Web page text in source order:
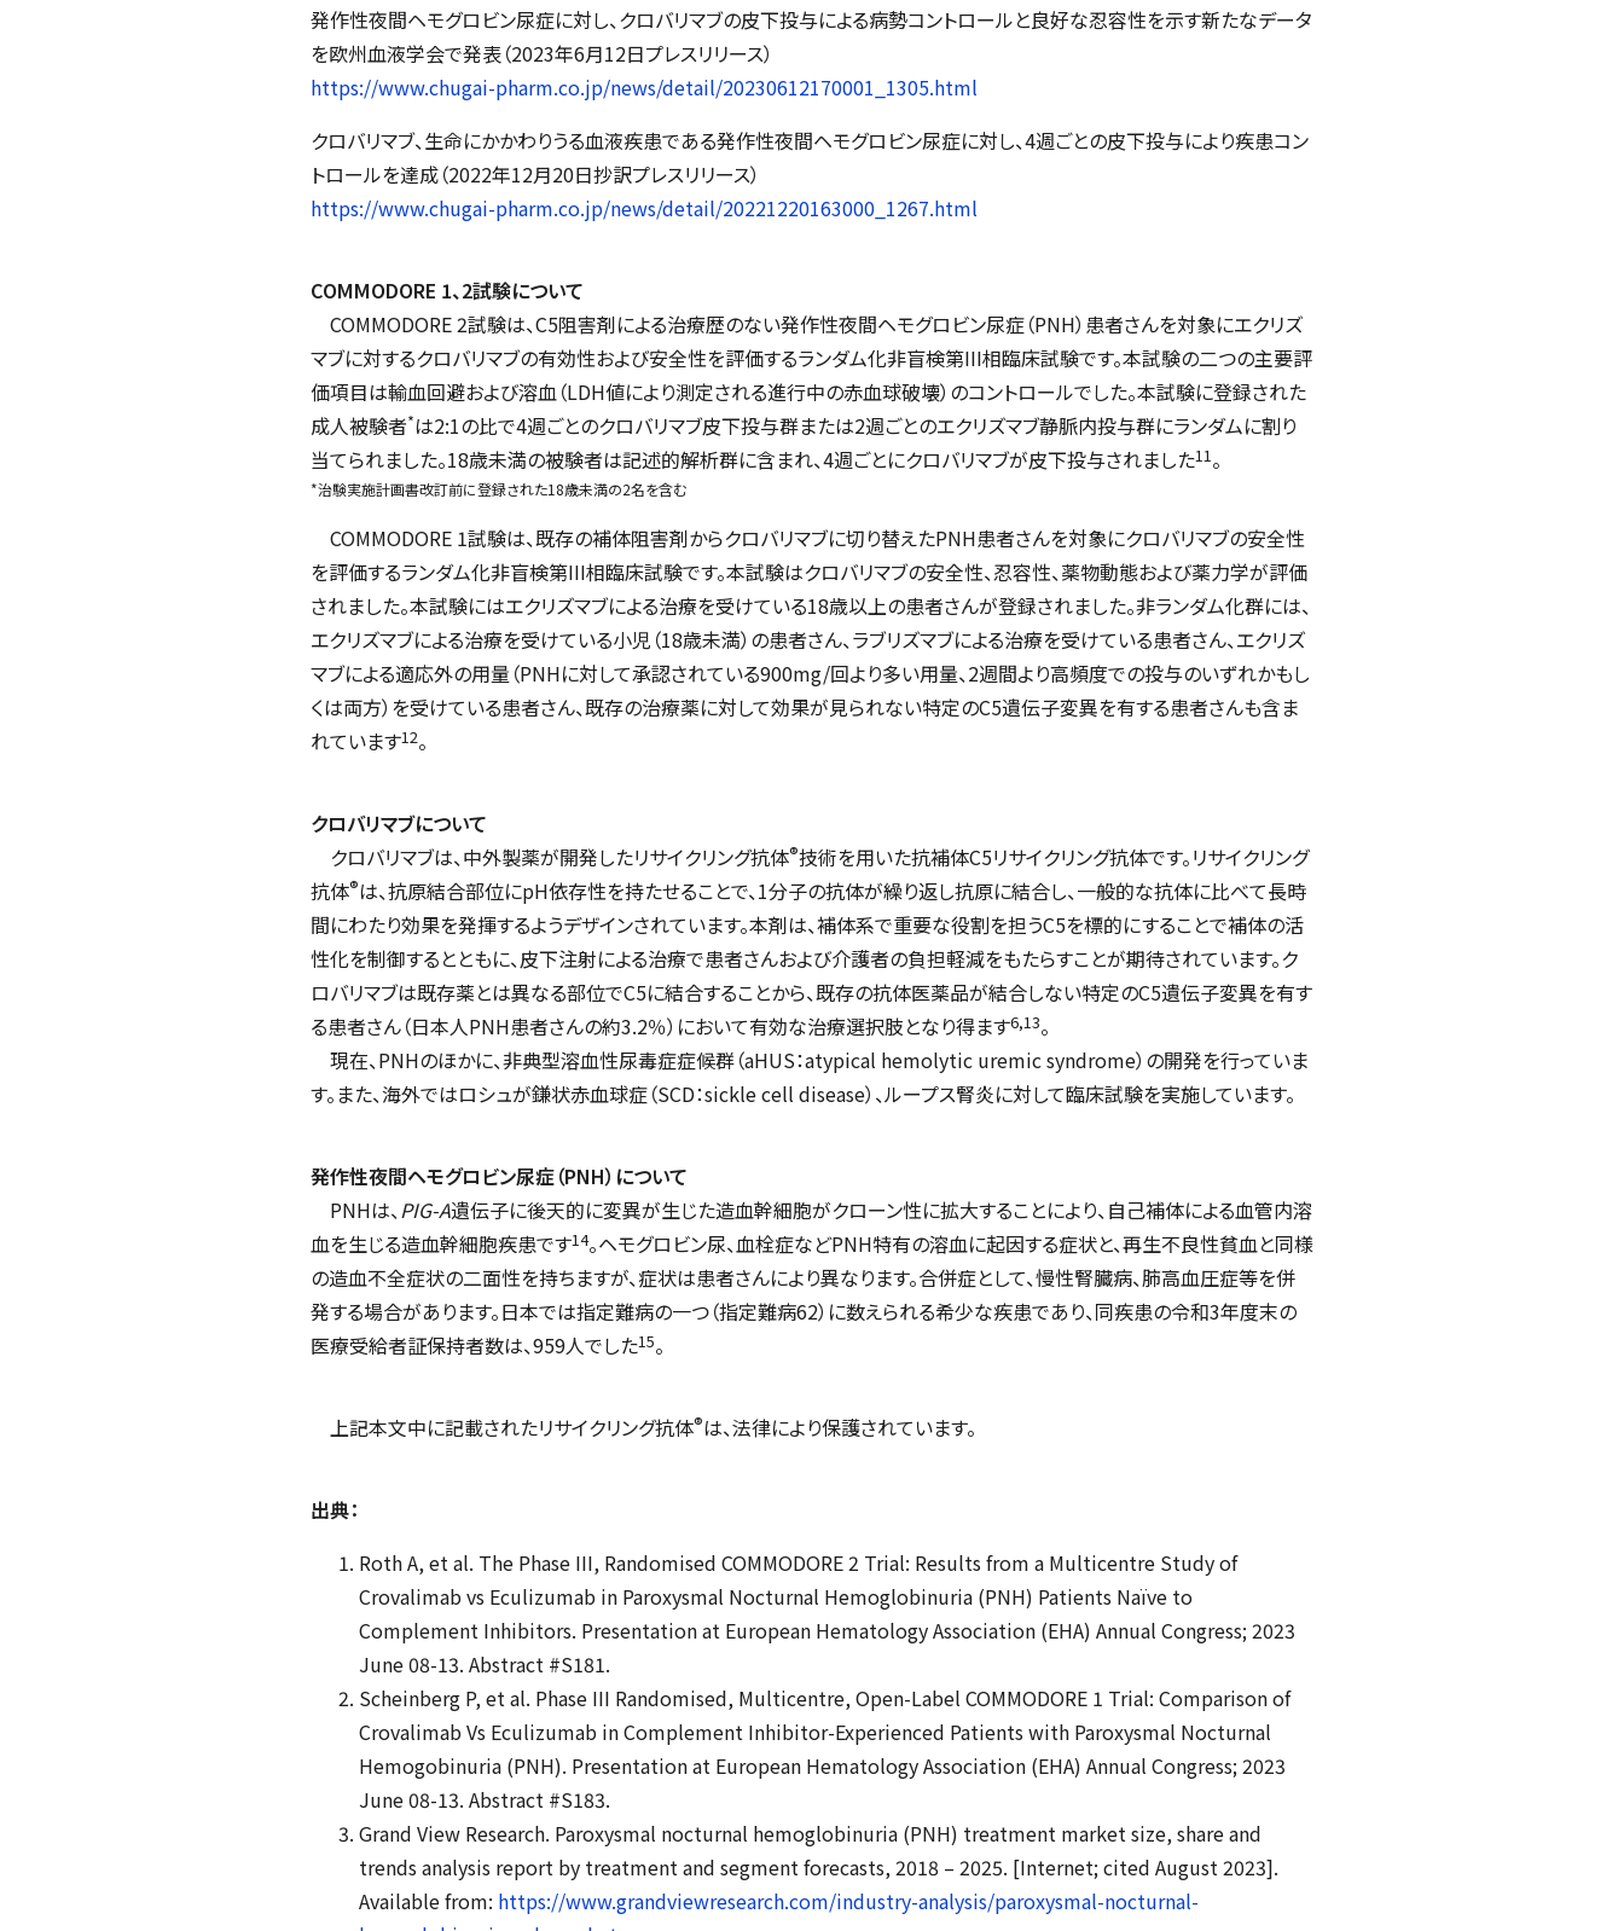
発作性夜間ヘモグロビン尿症に対し、クロバリマブの皮下投与による病勢コントロールと良好な忍容性を示す新たなデータ
を欧州血液学会で発表（2023年6月12日プレスリリース）
https://www.chugai-pharm.co.jp/news/detail/20230612170001_1305.html
クロバリマブ、生命にかかわりうる血液疾患である発作性夜間ヘモグロビン尿症に対し、4週ごとの皮下投与により疾患コン
トロールを達成（2022年12月20日抄訳プレスリリース）
https://www.chugai-pharm.co.jp/news/detail/20221220163000_1267.html
COMMODORE 1、2試験について
COMMODORE 2試験は、C5阻害剤による治療歴のない発作性夜間ヘモグロビン尿症（PNH）患者さんを対象にエクリズ
マブに対するクロバリマブの有効性および安全性を評価するランダム化非盲検第III相臨床試験です。本試験の二つの主要評
価項目は輸血回避および溶血（LDH値により測定される進行中の赤血球破壊）のコントロールでした。本試験に登録された
成人被験者*は2:1の比で4週ごとのクロバリマブ皮下投与群または2週ごとのエクリズマブ静脈内投与群にランダムに割り
当てられました。18歳未満の被験者は記述的解析群に含まれ、4週ごとにクロバリマブが皮下投与されました11。
*治験実施計画書改訂前に登録された18歳未満の2名を含む
COMMODORE 1試験は、既存の補体阻害剤からクロバリマブに切り替えたPNH患者さんを対象にクロバリマブの安全性
を評価するランダム化非盲検第III相臨床試験です。本試験はクロバリマブの安全性、忍容性、薬物動態および薬力学が評価
されました。本試験にはエクリズマブによる治療を受けている18歳以上の患者さんが登録されました。非ランダム化群には、
エクリズマブによる治療を受けている小児（18歳未満）の患者さん、ラブリズマブによる治療を受けている患者さん、エクリズ
マブによる適応外の用量（PNHに対して承認されている900mg/回より多い用量、2週間より高頻度での投与のいずれかもし
くは両方）を受けている患者さん、既存の治療薬に対して効果が見られない特定のC5遺伝子変異を有する患者さんも含ま
れています12。
クロバリマブについて
クロバリマブは、中外製薬が開発したリサイクリング抗体®技術を用いた抗補体C5リサイクリング抗体です。リサイクリング
抗体®は、抗原結合部位にpH依存性を持たせることで、1分子の抗体が繰り返し抗原に結合し、一般的な抗体に比べて長時
間にわたり効果を発揮するようデザインされています。本剤は、補体系で重要な役割を担うC5を標的にすることで補体の活
性化を制御するとともに、皮下注射による治療で患者さんおよび介護者の負担軽減をもたらすことが期待されています。ク
ロバリマブは既存薬とは異なる部位でC5に結合することから、既存の抗体医薬品が結合しない特定のC5遺伝子変異を有す
る患者さん（日本人PNH患者さんの約3.2％）において有効な治療選択肢となり得ます6,13。
現在、PNHのほかに、非典型溶血性尿毒症症候群（aHUS：atypical hemolytic uremic syndrome）の開発を行っていま
す。また、海外ではロシュが鎌状赤血球症（SCD：sickle cell disease）、ループス腎炎に対して臨床試験を実施しています。
発作性夜間ヘモグロビン尿症（PNH）について
PNHは、 PIG-A遺伝子に後天的に変異が生じた造血幹細胞がクローン性に拡大することにより、自己補体による血管内溶
血を生じる造血幹細胞疾患です14。ヘモグロビン尿、血栓症などPNH特有の溶血に起因する症状と、再生不良性貧血と同様
の造血不全症状の二面性を持ちますが、症状は患者さんにより異なります。合併症として、慢性腎臓病、肺高血圧症等を併
発する場合があります。日本では指定難病の一つ（指定難病62）に数えられる希少な疾患であり、同疾患の令和3年度末の
医療受給者証保持者数は、959人でした15。
上記本文中に記載されたリサイクリング抗体®は、法律により保護されています。
出典：
Roth A, et al. The Phase III, Randomised COMMODORE 2 Trial: Results from a Multicentre Study of
Crovalimab vs Eculizumab in Paroxysmal Nocturnal Hemoglobinuria (PNH) Patients Naïve to
Complement Inhibitors. Presentation at European Hematology Association (EHA) Annual Congress; 2023
June 08-13. Abstract #S181.
Scheinberg P, et al. Phase III Randomised, Multicentre, Open-Label COMMODORE 1 Trial: Comparison of
Crovalimab Vs Eculizumab in Complement Inhibitor-Experienced Patients with Paroxysmal Nocturnal
Hemogobinuria (PNH). Presentation at European Hematology Association (EHA) Annual Congress; 2023
June 08-13. Abstract #S183.
Grand View Research. Paroxysmal nocturnal hemoglobinuria (PNH) treatment market size, share and
trends analysis report by treatment and segment forecasts, 2018 – 2025. [Internet; cited August 2023].
Available from: https://www.grandviewresearch.com/industry-analysis/paroxysmal-nocturnal-